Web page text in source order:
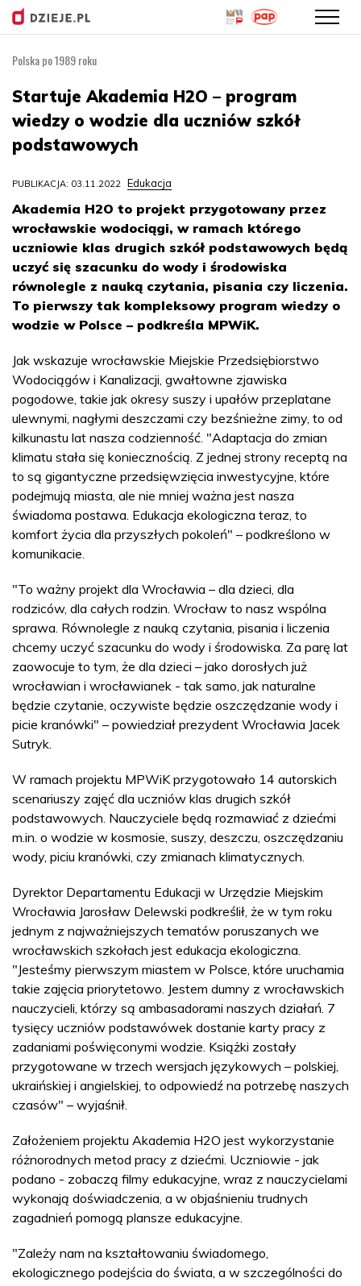
treści
Polska po 1989 roku
Startuje Akademia H2O – program
wiedzy o wodzie dla uczniów szkół
podstawowych
PUBLIKACJA: 03.11.2022 Edukacja
Akademia H2O to projekt przygotowany przez
wrocławskie wodociągi, w ramach którego
uczniowie klas drugich szkół podstawowych będą
uczyć się szacunku do wody i środowiska
równolegle z nauką czytania, pisania czy liczenia.
To pierwszy tak kompleksowy program wiedzy o
wodzie w Polsce – podkreśla MPWiK.
Jak wskazuje wrocławskie Miejskie Przedsiębiorstwo
Wodociągów i Kanalizacji, gwałtowne zjawiska
pogodowe, takie jak okresy suszy i upałów przeplatane
ulewnymi, nagłymi deszczami czy bezśnieżne zimy, to od
kilkunastu lat nasza codzienność. "Adaptacja do zmian
klimatu stała się koniecznością. Z jednej strony receptą na
to są gigantyczne przedsięwzięcia inwestycyjne, które
podejmują miasta, ale nie mniej ważna jest nasza
świadoma postawa. Edukacja ekologiczna teraz, to
komfort życia dla przyszłych pokoleń" – podkreślono w
komunikacie.
"To ważny projekt dla Wrocławia – dla dzieci, dla
rodziców, dla całych rodzin. Wrocław to nasz wspólna
sprawa. Równolegle z nauką czytania, pisania i liczenia
chcemy uczyć szacunku do wody i środowiska. Za parę lat
zaowocuje to tym, że dla dzieci – jako dorosłych już
wrocławian i wrocławianek - tak samo, jak naturalne
będzie czytanie, oczywiste będzie oszczędzanie wody i
picie kranówki" – powiedział prezydent Wrocławia Jacek
Sutryk.
W ramach projektu MPWiK przygotowało 14 autorskich
scenariuszy zajęć dla uczniów klas drugich szkół
podstawowych. Nauczyciele będą rozmawiać z dziećmi
m.in. o wodzie w kosmosie, suszy, deszczu, oszczędzaniu
wody, piciu kranówki, czy zmianach klimatycznych.
Dyrektor Departamentu Edukacji w Urzędzie Miejskim
Wrocławia Jarosław Delewski podkreślił, że w tym roku
jednym z najważniejszych tematów poruszanych we
wrocławskich szkołach jest edukacja ekologiczna.
"Jesteśmy pierwszym miastem w Polsce, które uruchamia
takie zajęcia priorytetowo. Jestem dumny z wrocławskich
nauczycieli, którzy są ambasadorami naszych działań. 7
tysięcy uczniów podstawówek dostanie karty pracy z
zadaniami poświęconymi wodzie. Książki zostały
przygotowane w trzech wersjach językowych – polskiej,
ukraińskiej i angielskiej, to odpowiedź na potrzebę naszych
czasów" – wyjaśnił.
Założeniem projektu Akademia H2O jest wykorzystanie
różnorodnych metod pracy z dziećmi. Uczniowie - jak
podano - zobaczą filmy edukacyjne, wraz z nauczycielami
wykonają doświadczenia, a w objaśnieniu trudnych
zagadnień pomogą plansze edukacyjne.
"Zależy nam na kształtowaniu świadomego,
ekologicznego podejścia do świata, a w szczególności do